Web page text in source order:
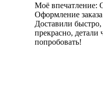
Моё впечатление:
Оформление
Доставили быстро,
прекрасно, детали
попробовать!